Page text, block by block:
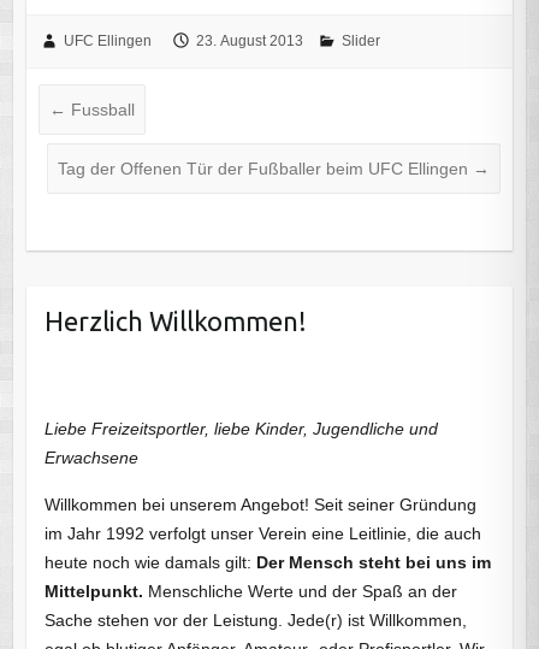
UFC Ellingen 23. August 2013 Slider
← Fussball
Tag der Offenen Tür der Fußballer beim UFC Ellingen →
Herzlich Willkommen!
Liebe Freizeitsportler, liebe Kinder, Jugendliche und
Erwachsene
Willkommen bei unserem Angebot! Seit seiner Gründung
im Jahr 1992 verfolgt unser Verein eine Leitlinie, die auch
heute noch wie damals gilt: Der Mensch steht bei uns im
Mittelpunkt. Menschliche Werte und der Spaß an der
Sache stehen vor der Leistung. Jede(r) ist Willkommen,